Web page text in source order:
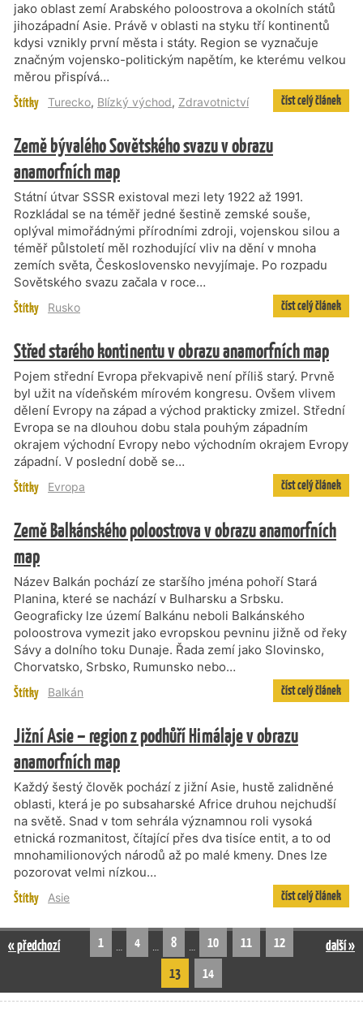
jako oblast zemí Arabského poloostrova a okolních států
jihozápadní Asie. Právě v oblasti na styku tří kontinentů
kdysi vznikly první města i státy. Region se vyznačuje
značným vojensko-politickým napětím, ke kterému velkou
měrou přispívá…
Štítky Turecko, Blízký východ, Zdravotnictví číst celý článek
Země bývalého Sovětského svazu v obrazu
anamorfních map
Státní útvar SSSR existoval mezi lety 1922 až 1991.
Rozkládal se na téměř jedné šestině zemské souše,
oplýval mimořádnými přírodními zdroji, vojenskou silou a
téměř půlstoletí měl rozhodující vliv na dění v mnoha
zemích světa, Československo nevyjímaje. Po rozpadu
Sovětského svazu začala v roce…
Štítky Rusko číst celý článek
Střed starého kontinentu v obrazu anamorfních map
Pojem střední Evropa překvapivě není příliš starý. Prvně
byl užit na vídeňském mírovém kongresu. Ovšem vlivem
dělení Evropy na západ a východ prakticky zmizel. Střední
Evropa se na dlouhou dobu stala pouhým západním
okrajem východní Evropy nebo východním okrajem Evropy
západní. V poslední době se…
Štítky Evropa číst celý článek
Země Balkánského poloostrova v obrazu anamorfních
map
Název Balkán pochází ze staršího jména pohoří Stará
Planina, které se nachází v Bulharsku a Srbsku.
Geograficky lze území Balkánu neboli Balkánského
poloostrova vymezit jako evropskou pevninu jižně od řeky
Sávy a dolního toku Dunaje. Řada zemí jako Slovinsko,
Chorvatsko, Srbsko, Rumunsko nebo…
Štítky Balkán číst celý článek
Jižní Asie – region z podhůří Himálaje v obrazu
anamorfních map
Každý šestý člověk pochází z jižní Asie, hustě zalidněné
oblasti, která je po subsaharské Africe druhou nejchudší
na světě. Snad v tom sehrála významnou roli vysoká
etnická rozmanitost, čítající přes dva tisíce entit, a to od
mnohamilionových národů až po malé kmeny. Dnes lze
pozorovat velmi nízkou…
Štítky Asie číst celý článek
« předchozí 1 … 4 … 8 … 10 11
12
13
14
další »